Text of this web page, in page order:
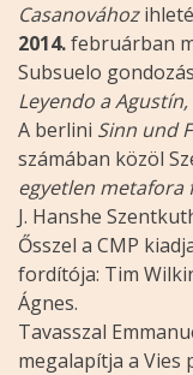
Casanovához
2014.februárban
Subsuelo
Leyendo a
A berlini Sinn und
számában közöl
egyetlen metafora
J. Hanshe
Ősszel a CMP
fordítója: Tim
Ágnes.
Tavasszal
megalapítja a Vies